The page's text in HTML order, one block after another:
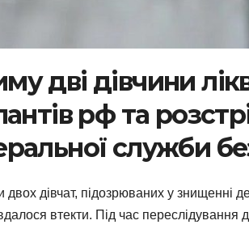
дві дівчини
рф та
служби
дівчат, підозрюваних у знищенні
втекти. Під час переслідування